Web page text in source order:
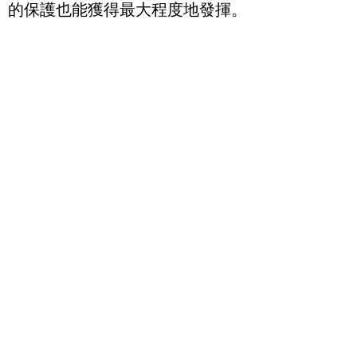
的保護也能獲得最大程度地發揮。